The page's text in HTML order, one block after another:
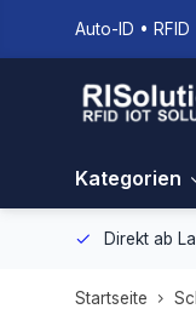
Auto-ID •
Kategorien
Direkt ab
Startseite